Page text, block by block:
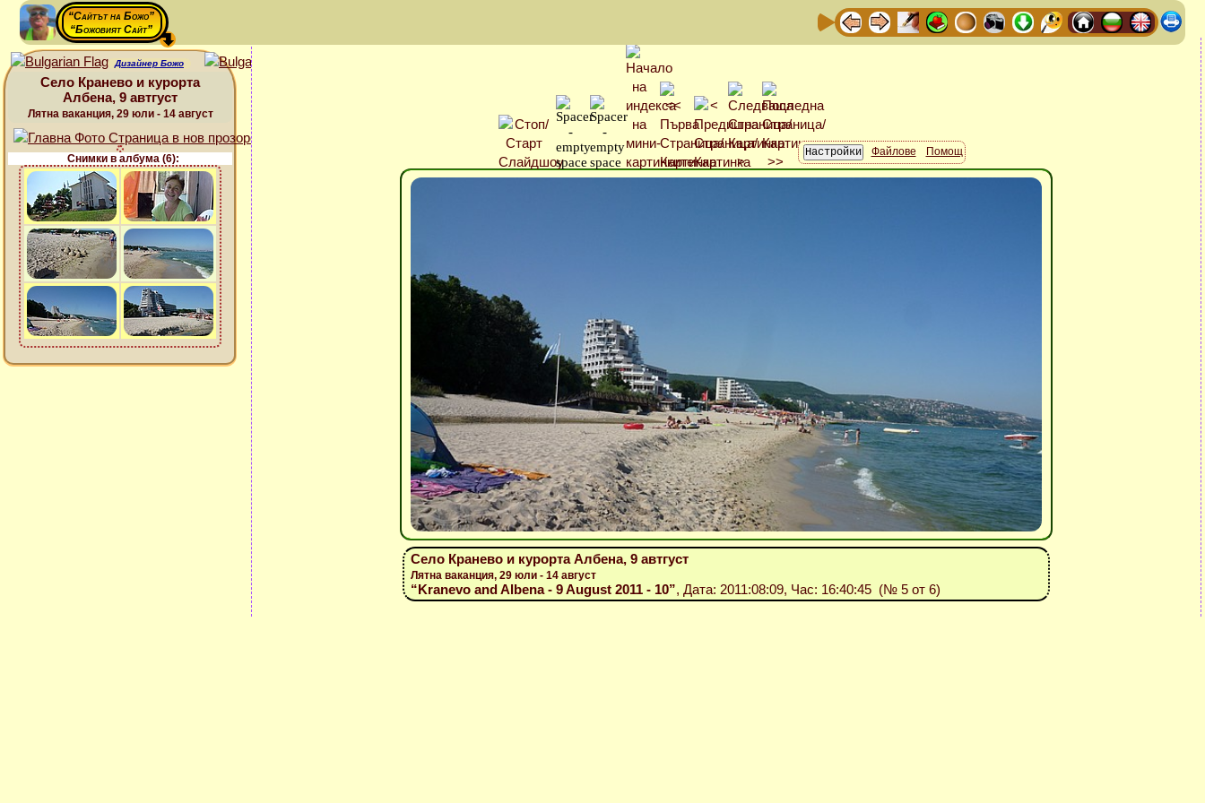
“Сайтът на Божо”
“Божовият Сайт”
Дизайнер Божо
Село Кранево и курорта
Албена, 9 автгуст
Лятна ваканция, 29 юли - 14 август
Снимки в албума (6):
Файлове Помощ
Село Кранево и курорта Албена, 9 автгуст
Лятна ваканция, 29 юли - 14 август
“Kranevo and Albena - 9 August 2011 - 10”, Дата: 2011:08:09, Час: 16:40:45 (№ 5 от 6)